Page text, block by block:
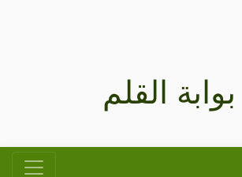
بوابة القلم